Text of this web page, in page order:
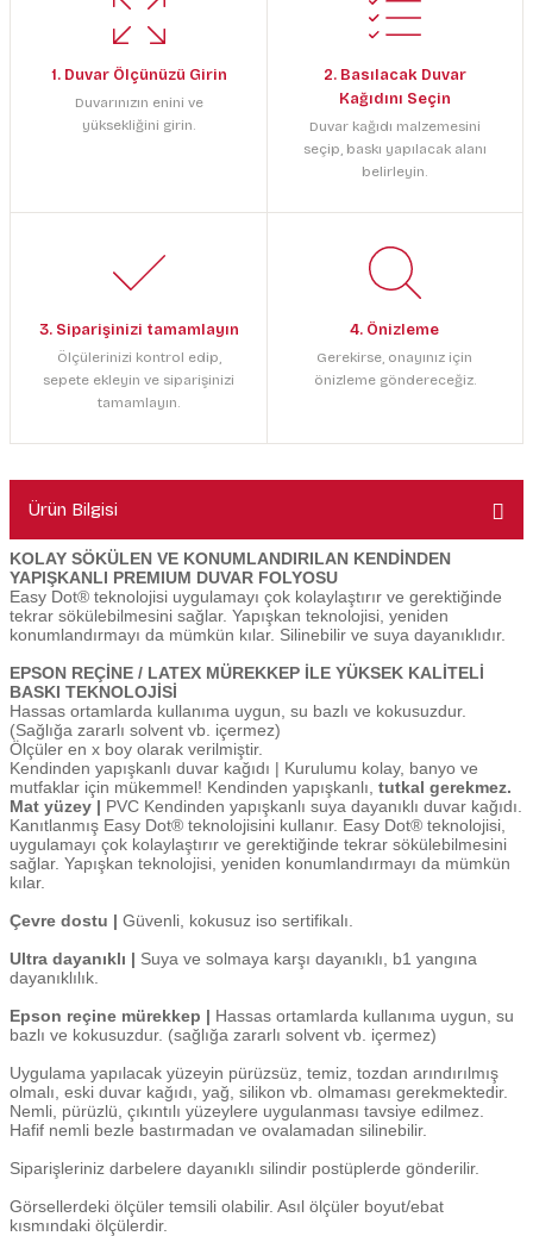
1. Duvar Ölçünüzü Girin
Duvarınızın enini ve
yüksekliğini girin.
2. Basılacak Duvar
Kağıdını Seçin
Duvar kağıdı malzemesini
seçip, baskı yapılacak alanı
belirleyin.
3. Siparişinizi tamamlayın
Ölçülerinizi kontrol edip,
sepete ekleyin ve siparişinizi
tamamlayın.
4. Önizleme
Gerekirse, onayınız için
önizleme göndereceğiz.
Ürün Bilgisi
KOLAY SÖKÜLEN VE KONUMLANDIRILAN KENDİNDEN
YAPIŞKANLI PREMIUM DUVAR FOLYOSU
Easy Dot® teknolojisi uygulamayı çok kolaylaştırır ve gerektiğinde
tekrar sökülebilmesini sağlar. Yapışkan teknolojisi, yeniden
konumlandırmayı da mümkün kılar. Silinebilir ve suya dayanıklıdır.
EPSON REÇİNE / LATEX MÜREKKEP İLE YÜKSEK KALİTELİ
BASKI TEKNOLOJİSİ
Hassas ortamlarda kullanıma uygun, su bazlı ve kokusuzdur.
(Sağlığa zararlı solvent vb. içermez)
Ölçüler en x boy olarak verilmiştir.
Kendinden yapışkanlı duvar kağıdı | Kurulumu kolay, banyo ve
mutfaklar için mükemmel! Kendinden yapışkanlı, tutkal gerekmez.
Mat yüzey | PVC Kendinden yapışkanlı suya dayanıklı duvar kağıdı.
Kanıtlanmış Easy Dot® teknolojisini kullanır. Easy Dot® teknolojisi,
uygulamayı çok kolaylaştırır ve gerektiğinde tekrar sökülebilmesini
sağlar. Yapışkan teknolojisi, yeniden konumlandırmayı da mümkün
kılar.
Çevre dostu | Güvenli, kokusuz iso sertifikalı.
Ultra dayanıklı | Suya ve solmaya karşı dayanıklı, b1 yangına
dayanıklılık.
Epson reçine mürekkep | Hassas ortamlarda kullanıma uygun, su
bazlı ve kokusuzdur. (sağlığa zararlı solvent vb. içermez)
Uygulama yapılacak yüzeyin pürüzsüz, temiz, tozdan arındırılmış
olmalı, eski duvar kağıdı, yağ, silikon vb. olmaması gerekmektedir.
Nemli, pürüzlü, çıkıntılı yüzeylere uygulanması tavsiye edilmez.
Hafif nemli bezle bastırmadan ve ovalamadan silinebilir.
Siparişleriniz darbelere dayanıklı silindir postüplerde gönderilir.
Görsellerdeki ölçüler temsili olabilir. Asıl ölçüler boyut/ebat
kısmındaki ölçülerdir.